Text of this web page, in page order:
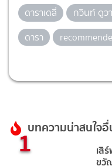
ดาราเดลี่ กวินท์ ดูว
ดารา
บทความน่าสนใจ
1 เสิ
ขวั